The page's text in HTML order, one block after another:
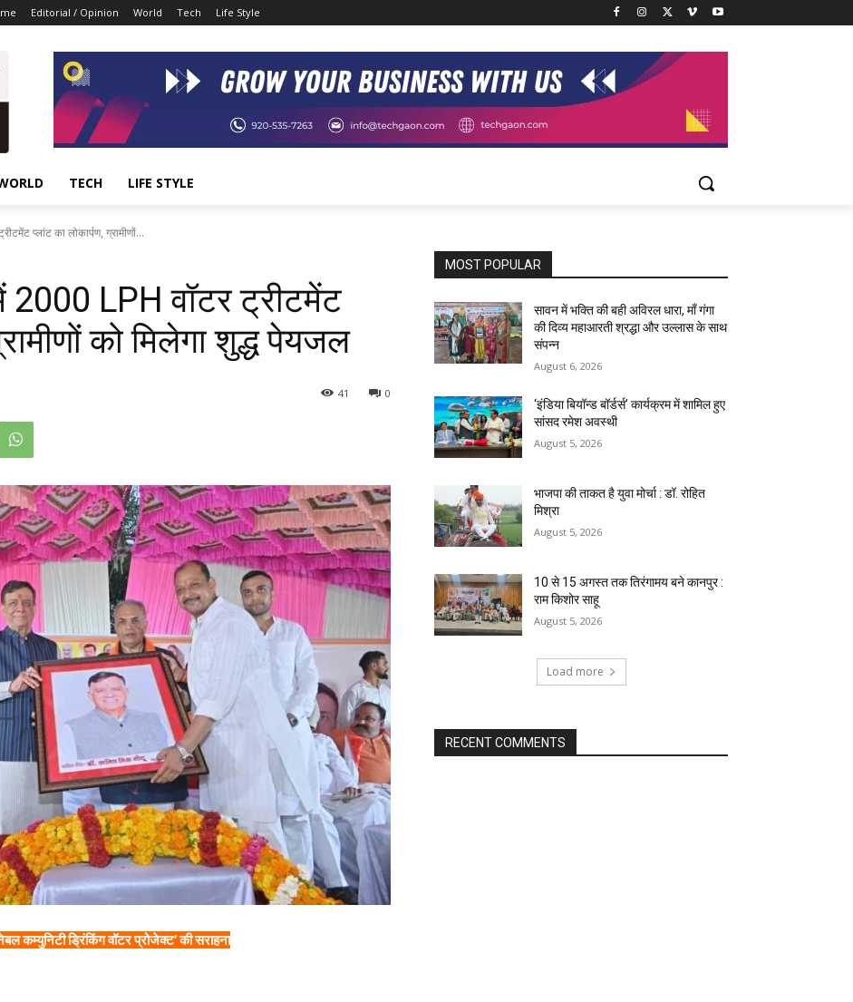
Editorial / Opinion World Tech Life Style
TECH LIFE STYLE
प्लांट का लोकार्पण, ग्रामीणों...
LPH वॉटर ट्रीटमेंट
को मिलेगा शुद्ध पेयजल
0
41
कम्युनिटी ड्रिंकिंग वॉटर प्रोजेक्ट’ की सराहना
MOST POPULAR
सावन में भक्ति की बही अविरल धारा, माँ गंगा
की दिव्य महाआरती श्रद्धा और उल्लास के साथ
संपन्न
August 6, 2026
‘इंडिया बियॉन्ड बॉर्डर्स’ कार्यक्रम में शामिल हुए
सांसद रमेश अवस्थी
August 5, 2026
भाजपा की ताकत है युवा मोर्चा : डॉ. रोहित
मिश्रा
August 5, 2026
10 से 15 अगस्त तक तिरंगामय बने कानपुर :
राम किशोर साहू
August 5, 2026
Load more
RECENT COMMENTS